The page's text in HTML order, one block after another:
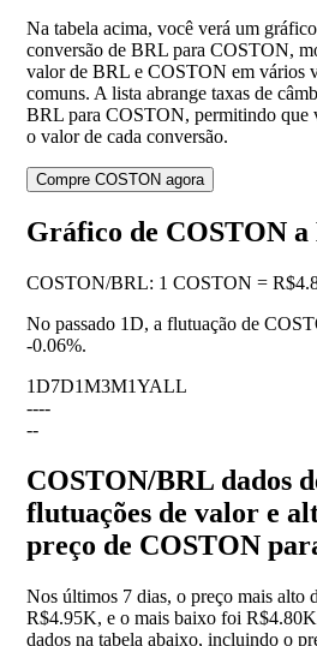
Na tabela acima, você verá um
conversão de BRL para COSTON,
valor de BRL e COSTON em vários
comuns. A lista abrange taxas de
BRL para COSTON, permitindo que
o valor de cada conversão.
Compre COSTON agora
Gráfico de COSTON
COSTON/BRL: 1 COSTON =
No passado 1D, a flutuação de
-0.06%.
1D7D1M3M1YALL
----
--
COSTON/BRL dados
flutuações de valor e
preço de COSTON
Nos últimos 7 dias, o preço mais
R$4.95K, e o mais baixo foi
dados na tabela abaixo, incluindo o